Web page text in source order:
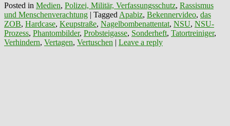
Posted in Medien, Polizei, Militär, Verfassungsschutz, Rassismus
und Menschenverachtung | Tagged Apabiz, Bekennervideo, das
ZOB, Hardcase, Keupstraße, Nagelbombenattentat, NSU, NSU-
Prozess, Phantombilder, Probsteigasse, Sonderheft, Tatortreiniger,
Verhindern, Vertagen, Vertuschen | Leave a reply